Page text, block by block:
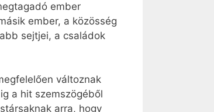
ember
ember, a közösség
sejtjei, a családok
változnak
a hit szemszögéből
arra, hogy